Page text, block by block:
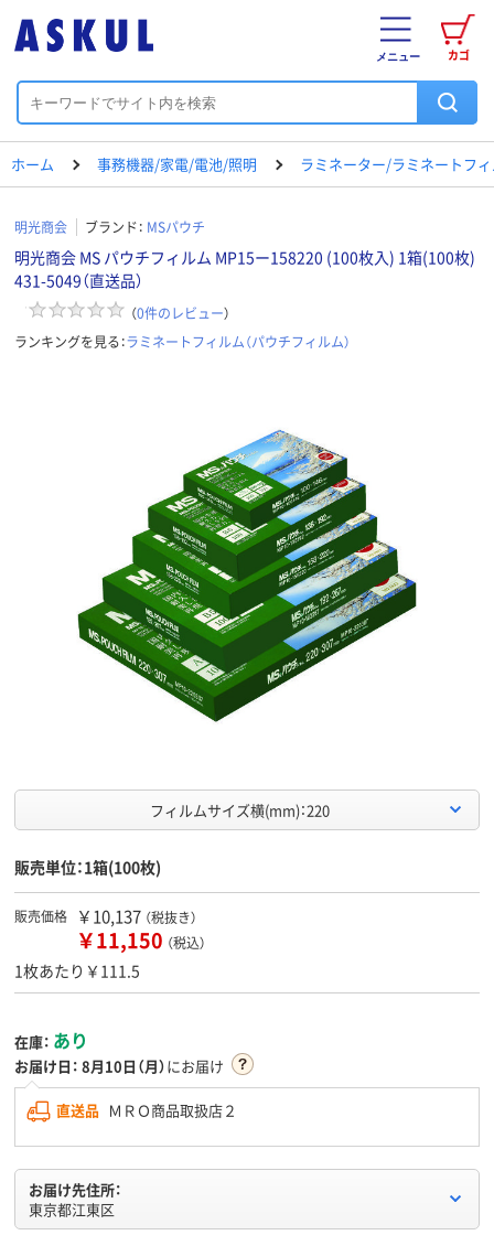
カゴ
メニュー
ホーム 事務機器/家電/電池/照明 ラミネーター/ラミネートフ
明光商会 ブランド： MSパウチ
明光商会 MS パウチフィルム MP15ー158220 (100枚入) 1箱(100枚)
431-5049（直送品）
（0件のレビュー）
ランキングを見る：ラミネートフィルム（パウチフィルム）
フィルムサイズ横(mm)：220
販売単位：1箱(100枚)
販売価格 ￥10,137 （税抜き）
￥11,150 （税込）
1枚あたり￥111.5
在庫： あり
お届け日： 8月10日（月）にお届け
直送品 ＭＲＯ商品取扱店２
お届け先住所：
東京都江東区